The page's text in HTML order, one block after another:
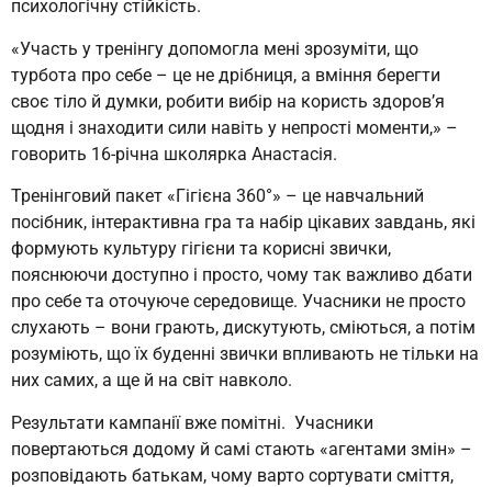
психологічну стійкість.
«Участь у тренінгу допомогла мені зрозуміти, що
турбота про себе – це не дрібниця, а вміння берегти
своє тіло й думки, робити вибір на користь здоров’я
щодня і знаходити сили навіть у непрості моменти,» –
говорить 16-річна школярка Анастасія.
Тренінговий пакет «Гігієна 360°» – це навчальний
посібник, інтерактивна гра та набір цікавих завдань, які
формують культуру гігієни та корисні звички,
пояснюючи доступно і просто, чому так важливо дбати
про себе та оточуюче середовище. Учасники не просто
слухають – вони грають, дискутують, сміються, а потім
розуміють, що їх буденні звички впливають не тільки на
них самих, а ще й на світ навколо.
Результати кампанії вже помітні. Учасники
повертаються додому й самі стають «агентами змін» –
розповідають батькам, чому варто сортувати сміття,